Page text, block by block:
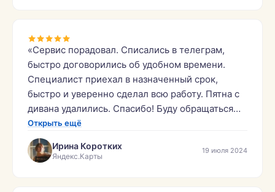
«Сервис порадовал. Списались в телеграм,
быстро договорились об удобном времени.
Специалист приехал в назначенный срок,
быстро и уверенно сделал всю работу. Пятна с
дивана удалились. Спасибо! Буду обращаться
ещё.»
Открыть ещё
Ирина Коротких
Яндекс.Карты
19 июля 2024